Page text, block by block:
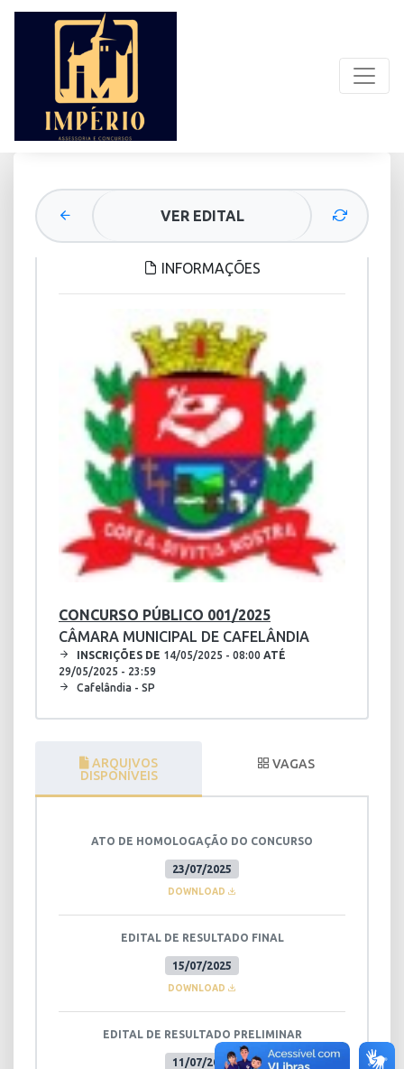
VER EDITAL
INFORMAÇÕES
CONCURSO PÚBLICO 001/2025
CÂMARA MUNICIPAL DE CAFELÂNDIA
INSCRIÇÕES DE 14/05/2025 - 08:00 ATÉ
29/05/2025 - 23:59
Cafelândia - SP
ARQUIVOS
DISPONÍVEIS
VAGAS
23/07/2025
ATO DE HOMOLOGAÇÃO DO CONCURSO
DOWNLOAD
15/07/2025
EDITAL DE RESULTADO FINAL
DOWNLOAD
11/07/2025
EDITAL DE RESULTADO PRELIMINAR